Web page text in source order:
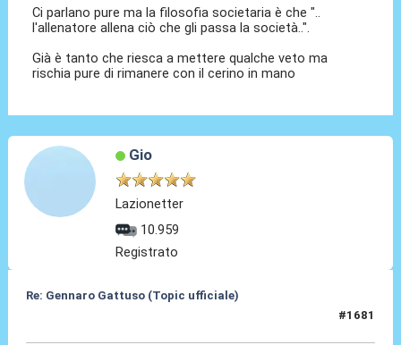
Ci parlano pure ma la filosofia societaria è che "..
l'allenatore allena ciò che gli passa la società..".
Già è tanto che riesca a mettere qualche veto ma
rischia pure di rimanere con il cerino in mano
Gio
Lazionetter
10.959
Registrato
Re: Gennaro Gattuso (Topic ufficiale)
#1681